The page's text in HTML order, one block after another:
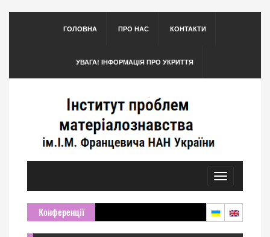
ГОЛОВНА ПРО НАС КОНТАКТИ
УВАГА! ІНФОРМАЦІЯ ПРО УКРИТТЯ
Toggle
navigation
Конференції